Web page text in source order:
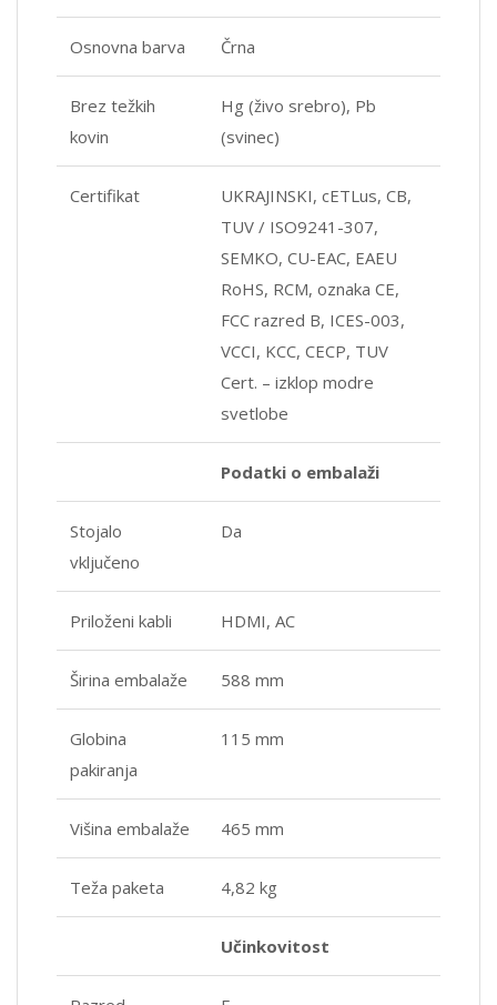
Osnovna barva Črna
Brez težkih
kovin
Hg (živo srebro), Pb
(svinec)
Certifikat
UKRAJINSKI, cETLus, CB,
TUV / ISO9241-307,
SEMKO, CU-EAC, EAEU
RoHS, RCM, oznaka CE,
FCC razred B, ICES-003,
VCCI, KCC, CECP, TUV
Cert. – izklop modre
svetlobe
Podatki o embalaži
Stojalo
vključeno
Da
Priloženi kabli HDMI, AC
Širina embalaže 588 mm
Globina
pakiranja
115 mm
Višina embalaže 465 mm
Teža paketa 4,82 kg
Učinkovitost